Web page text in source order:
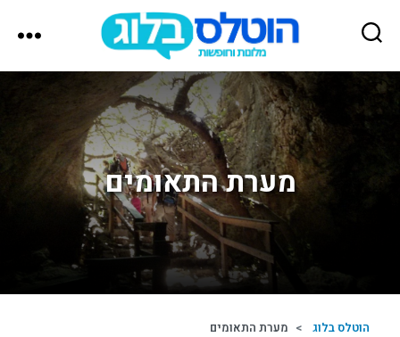
הוטלס
בלוג
מערת התאומים
הוטלס בלוג > מערת התאומים